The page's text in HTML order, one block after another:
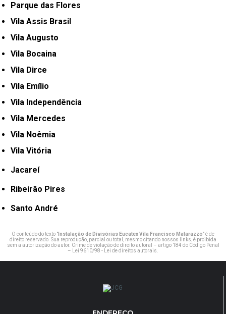
Parque das Flores
Vila Assis Brasil
Vila Augusto
Vila Bocaina
Vila Dirce
Vila Emílio
Vila Independência
Vila Mercedes
Vila Noêmia
Vila Vitória
Jacareí
Ribeirão Pires
Santo André
O conteúdo do texto " Instalação de Divisórias Eucatex Vila Francisco Matarazzo" é de
direito reservado. Sua reprodução, parcial ou total, mesmo citando nossos links, é proibida
sem a autorização do autor. Crime de violação de direito autoral – artigo 184 do Código Penal
– Lei 9610/98 - Lei de direitos autorais.